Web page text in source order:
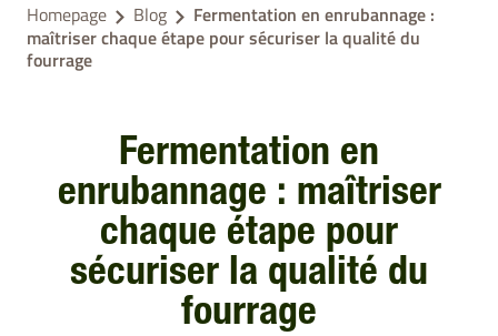
Homepage Blog
Fermentation en enrubannage :
maîtriser chaque étape pour sécuriser la qualité du
fourrage
Fermentation en
enrubannage : maîtriser
chaque étape pour
sécuriser la qualité du
fourrage